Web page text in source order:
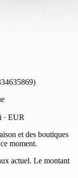
· EUR
et des boutiques
moment.
actuel. Le montant